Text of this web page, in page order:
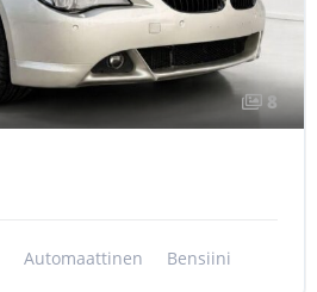
8
Automaattinen Bensiini